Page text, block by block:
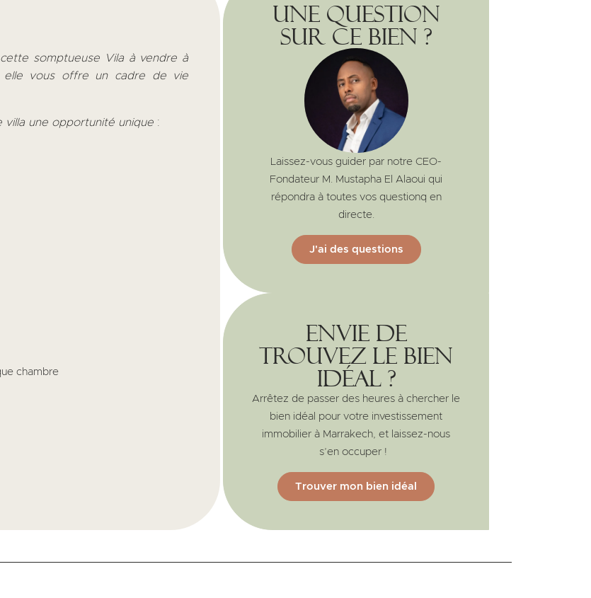
somptueuse Vila à vendre à
elle vous offre un cadre de vie
une opportunité unique :
chambre
Envie de
trouvez le bien
idéal ?
Arrêtez de passer des heures à chercher le
bien idéal pour votre investissement
immobilier à Marrakech, et laissez-nous
s’en occuper !
Trouver mon bien idéal
Une question
sur ce bien ?
Laissez-vous guider par notre CEO-
Fondateur M. Mustapha El Alaoui qui
répondra à toutes vos questionq en
directe.
J'ai des questions